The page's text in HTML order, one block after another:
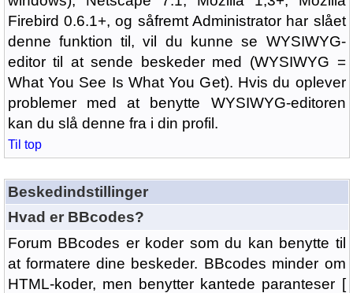
Firebird 0.6.1+, og såfremt Administrator har slået
denne funktion til, vil du kunne se WYSIWYG-
editor til at sende beskeder med (WYSIWYG =
What You See Is What You Get). Hvis du oplever
problemer med at benytte WYSIWYG-editoren
kan du slå denne fra i din profil.
Til top
Beskedindstillinger
Hvad er BBcodes?
Forum BBcodes er koder som du kan benytte til
at formatere dine beskeder. BBcodes minder om
HTML-koder, men benytter kantede paranteser [